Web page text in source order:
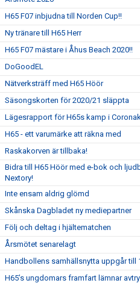
H65 F07 inbjudna till Norden Cup!!
Ny tränare till H65 Herr
H65 F07 mästare i Åhus Beach 2020!!
DoGoodEL
Nätverksträff med H65 Höör
Säsongskorten för 2020/21 släppta
Lägesrapport för H65s kamp i
H65 - ett varumärke att räkna med
Raskakorven är tillbaka!
Bidra till H65 Höör med e-bok och
Nextory!
Inte ensam aldrig glömd
Skånska Dagbladet ny mediepartner
Följ och deltag i hjältematchen
Årsmötet senarelagt
Handbollens samhällsnytta uppgår till
H65’s ungdomars framfart lämnar